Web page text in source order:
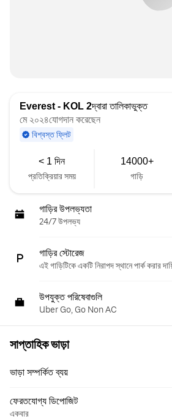
Everest - KOL 2দ্বারা তালিকাভুক্ত
মে ২০২৪যোগদান করেছেন
বিশ্বস্ত ফ্লিট
< 1 দিন
প্রতিক্রিয়ার সময়
14000+
গাড়ি
গাড়ির উপলভ্যতা
24/7 উপলভ্য
গাড়ির স্টোরেজ
এই গাড়িটিকে একটি নিরাপদ স্থানে পার্ক করার
উপযুক্ত পরিষেবাগুলি
Uber Go, Go Non AC
সাপ্তাহিক ভাড়া
ভাড়া সম্পর্কিত ব্যয়
ফেরতযোগ্য ডিপোজিট
একবার